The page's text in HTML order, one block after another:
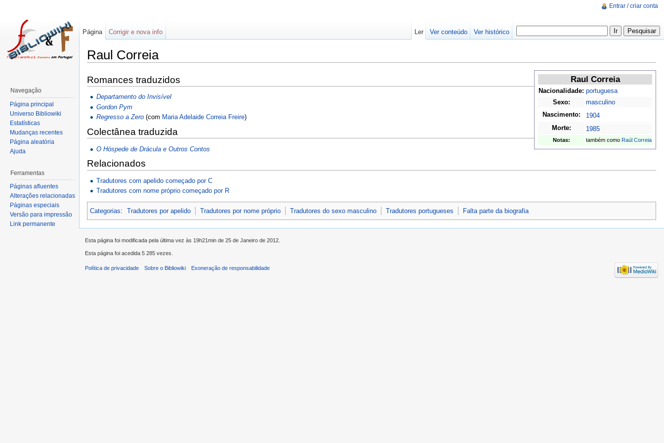
Raul Correia
Raul Correia
Nacionalidade: portuguesa
Sexo:
masculino
Nascimento:
1904
Morte:
1985
Notas: também como Raúl Correia
Romances traduzidos
Departamento do Invisível
Gordon Pym
Regresso a Zero (com Maria Adelaide Correia Freire)
Colectânea traduzida
O Hóspede de Drácula e Outros Contos
Relacionados
Tradutores com apelido começado por C
Tradutores com nome próprio começado por R
Categorias: Tradutores por apelido Tradutores por nome próprio Tradutores do sexo masculino Tradutores portugueses Falta parte da biografia
Entrar / criar conta
Página Corrigir e nova info Ler Ver conteúdo Ver histórico
Navegação
Página principal
Universo Bibliowiki
Estatísticas
Mudanças recentes
Página aleatória
Ajuda
Ferramentas
Páginas afluentes
Alterações relacionadas
Páginas especiais
Versão para impressão
Link permanente
Esta página foi modificada pela última vez às 19h21min de 25 de Janeiro de 2012.
Esta página foi acedida 5 285 vezes.
Política de privacidade Sobre o Bibliowiki Exoneração de responsabilidade